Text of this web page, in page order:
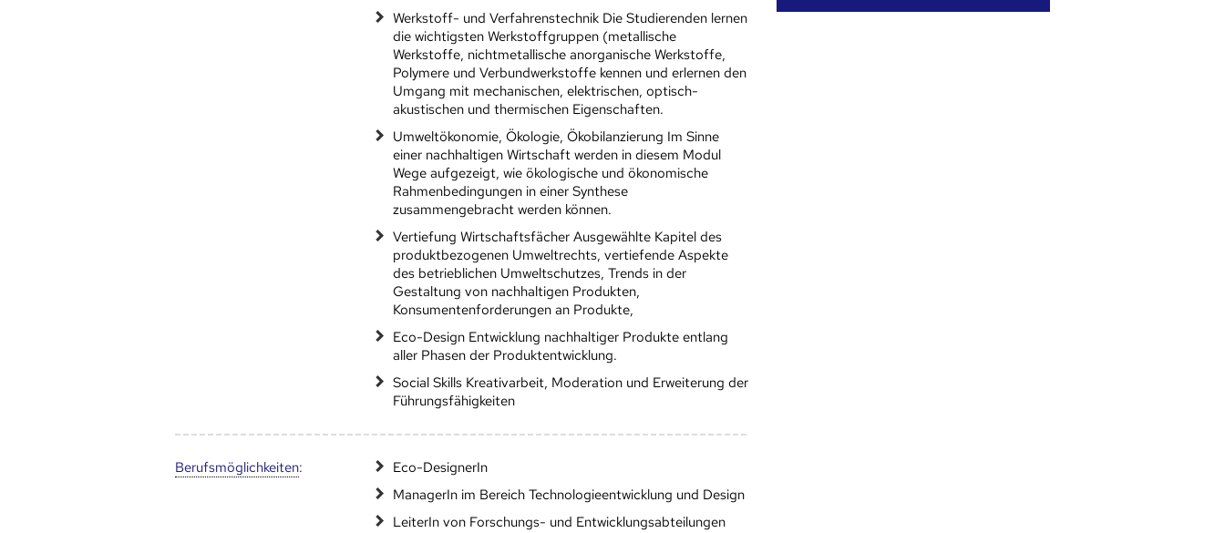
Werkstoff- und Verfahrenstechnik Die Studierenden lernen
die wichtigsten Werkstoffgruppen (metallische
Werkstoffe, nichtmetallische anorganische Werkstoffe,
Polymere und Verbundwerkstoffe kennen und erlernen den
Umgang mit mechanischen, elektrischen, optisch-
akustischen und thermischen Eigenschaften.
Umweltökonomie, Ökologie, Ökobilanzierung Im Sinne
einer nachhaltigen Wirtschaft werden in diesem Modul
Wege aufgezeigt, wie ökologische und ökonomische
Rahmenbedingungen in einer Synthese
zusammengebracht werden können.
Vertiefung Wirtschaftsfächer Ausgewählte Kapitel des
produktbezogenen Umweltrechts, vertiefende Aspekte
des betrieblichen Umweltschutzes, Trends in der
Gestaltung von nachhaltigen Produkten,
Konsumentenforderungen an Produkte,
Eco-Design Entwicklung nachhaltiger Produkte entlang
aller Phasen der Produktentwicklung.
Social Skills Kreativarbeit, Moderation und Erweiterung der
Führungsfähigkeiten
Berufs­möglich­keiten:
Eco-DesignerIn
ManagerIn im Bereich Technologieentwicklung und Design
LeiterIn von Forschungs- und Entwicklungsabteilungen